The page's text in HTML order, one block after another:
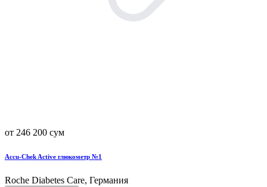
от 246 200 сум
Accu-Chek Active глюкометр №1
Roche Diabetes Care, Германия